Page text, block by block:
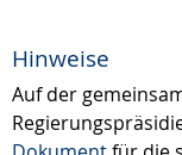
Hinweise
Auf der